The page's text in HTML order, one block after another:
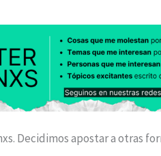
Decidimos apostar a otras